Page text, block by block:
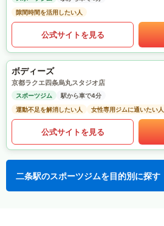
隙間時間を活用したい人
公式サイトを見る
ボディーズ
京都ラクエ四条烏丸スタジオ店
スポーツジム
駅から車で4分
運動不足を解消したい人
女性専用ジムに通いたい人
公式サイトを見る
二条駅のスポーツジムを目的別に探す